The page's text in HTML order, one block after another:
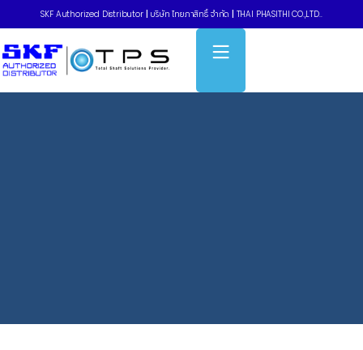
SKF Authorized Distributor บริษัท ไทยภาสิทธิ์ จำกัด THAI PHASITHI CO.,LTD..
Home » Conical Spring Model